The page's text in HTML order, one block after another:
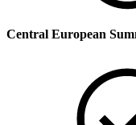
Central European